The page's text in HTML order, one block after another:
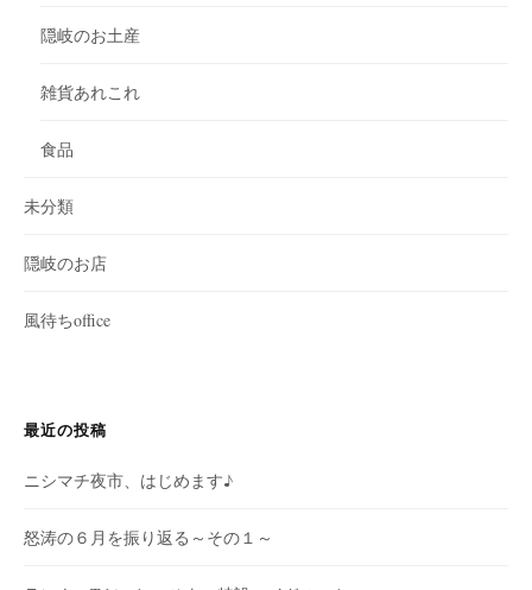
隠岐のお土産
雑貨あれこれ
食品
未分類
隠岐のお店
風待ちoffice
最近の投稿
ニシマチ夜市、はじめます♪
怒涛の６月を振り返る～その１～